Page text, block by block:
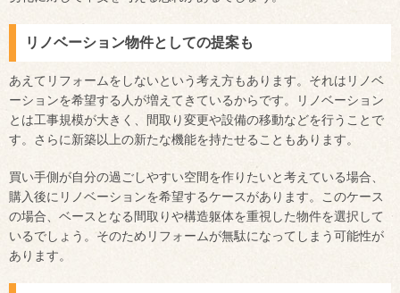
リノベーション物件としての提案も
あえてリフォームをしないという考え方もあります。それはリノベ
ーションを希望する人が増えてきているからです。リノベーション
とは工事規模が大きく、間取り変更や設備の移動などを行うことで
す。さらに新築以上の新たな機能を持たせることもあります。
買い手側が自分の過ごしやすい空間を作りたいと考えている場合、
購入後にリノベーションを希望するケースがあります。このケース
の場合、ベースとなる間取りや構造躯体を重視した物件を選択して
いるでしょう。そのためリフォームが無駄になってしまう可能性が
あります。